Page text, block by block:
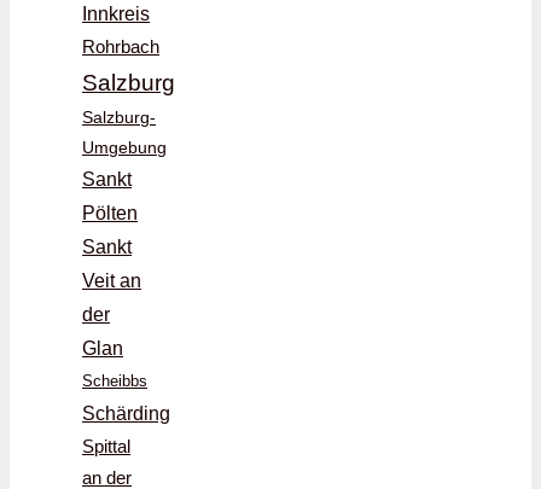
Innkreis
Rohrbach
Salzburg
Salzburg-
Umgebung
Sankt
Pölten
Sankt
Veit an
der
Glan
Scheibbs
Schärding
Spittal
an der